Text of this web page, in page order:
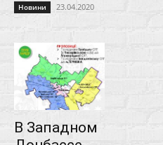
Новини 23.04.2020
В Западном